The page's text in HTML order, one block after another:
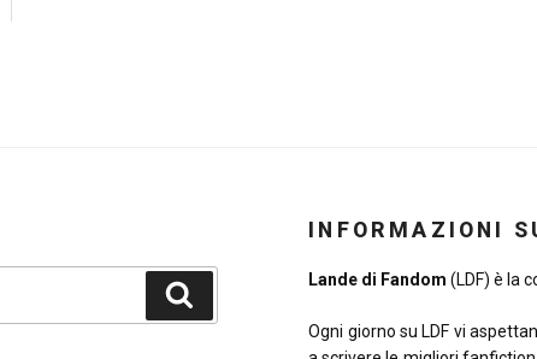
INFORMAZIONI
Lande di Fandom (LDF) è la
Ogni giorno su LDF vi